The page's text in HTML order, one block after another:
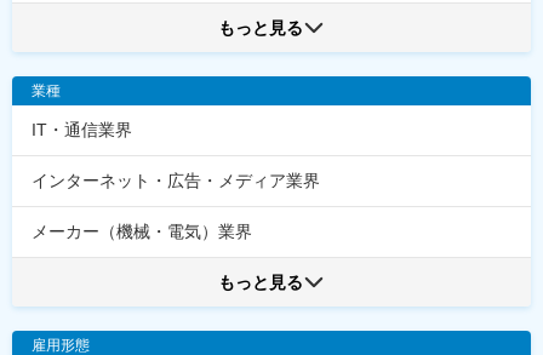
もっと見る
業種
IT・通信業界
インターネット・広告・メディア業界
メーカー（機械・電気）業界
もっと見る
雇用形態